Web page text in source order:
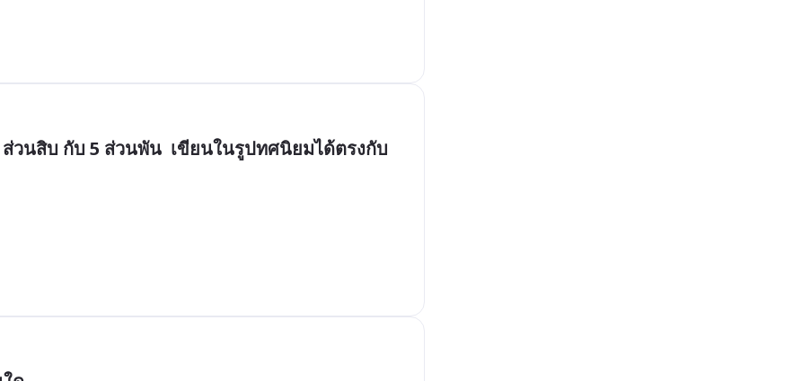
วนสิบ กับ 5 ส่วนพัน  เขียนในรูปทศนิยมได้ตรงกับ